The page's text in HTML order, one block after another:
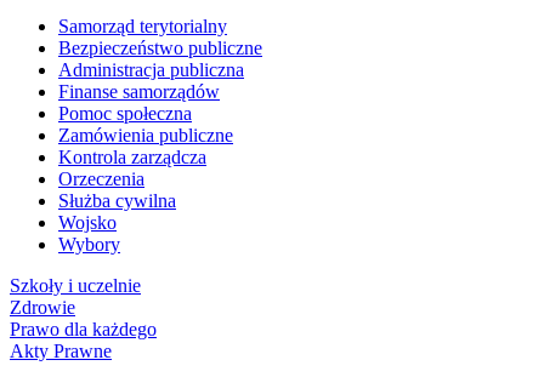
Samorząd terytorialny
Bezpieczeństwo publiczne
Administracja publiczna
Finanse samorządów
Pomoc społeczna
Zamówienia publiczne
Kontrola zarządcza
Orzeczenia
Służba cywilna
Wojsko
Wybory
Szkoły i uczelnie
Zdrowie
Prawo dla każdego
Akty Prawne